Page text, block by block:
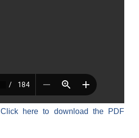
Click here to download the PDF